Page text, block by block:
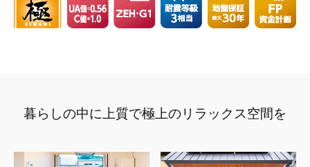
暮らしの中に上質で極上のリラックス空間を